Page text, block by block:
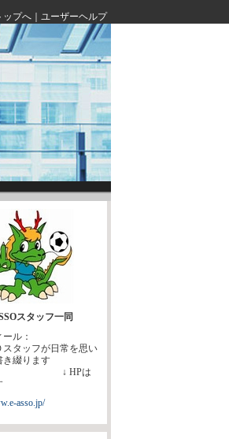
ップへ ユーザーヘルプ
スタッフ一同
ル：
スタッフが日常を思い
き綴ります
は
asso.jp/